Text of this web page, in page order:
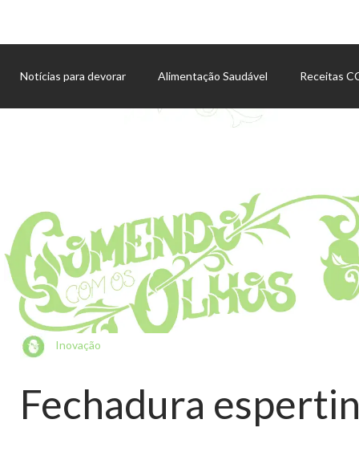
Notícias para devorar Alimentação Saudável Receitas
Inovação
Fechadura